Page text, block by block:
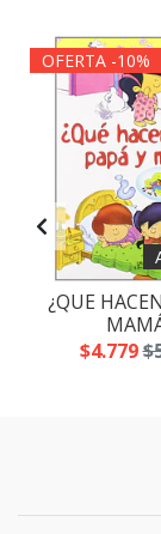
OFERTA -10%
¿QUE
$4.779